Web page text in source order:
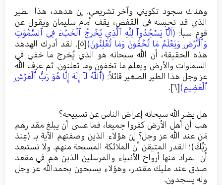
وهناك سجود تكويني وآخر تشريعي. إن هدهد، هذا الطير
الذي قد نحبسه في القفص، يقف أمام سليمان ويقول عن
قوم سبأ: (أَلَّاۤ يَسۡجُدُواْۤ لِلَّهِ ٱلَّذِي يُخۡرِجُ ٱلۡخَبۡءَ فِي ٱلسَّمَٰوَٰتِ
وَٱلۡأَرۡضِ وَيَعۡلَمُ مَا تُخۡفُونَ وَمَا تُعۡلِنُونَ)[٥]
. لقد أدرك الهدهد
هذه الحقيقة، أن الله سبحانه هو الذي يُخرج ما خفي في
السماوات والأرض ويعلم ما تخفون وما تعلنون. ثم عرف الله
عز وجل هذا الطير الصغير قائلاً: (ٱللَّهُ لَآ إِلَٰهَ إِلَّا هُوَ رَبُّ ٱلۡعَرۡشِ
ٱلۡعَظِيمِ)[٦] .
هل يضر الله سبحانه إعراض الناس عن تسبيحه؟
هب أن أهل الأرض كفروا جميعا، فما عسى أن يبلغ مقدارهم
مَن عند الله عز وجل؟ إن هؤلاء الذين وصفتهم الآية بـ (عِندَ
رَبِّكَ)؛ القدر المتيقن أن الملائكة المسبحة منهم. ولا نستبعد
أن المراد منها أرواح الأنبياء والمرسلين الذين هم في مقعد
صدق عند مليك مقتدر، وهؤلاء يسبحون بحمدالله عز وجل
وله يسجدون.